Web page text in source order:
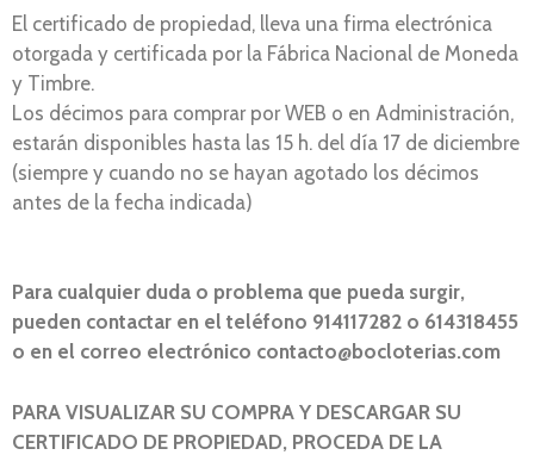
El certificado de propiedad, lleva una firma electrónica
otorgada y certificada por la Fábrica Nacional de Moneda
y Timbre.
Los décimos para comprar por WEB o en Administración,
estarán disponibles hasta las 15 h. del día 17 de diciembre
(siempre y cuando no se hayan agotado los décimos
antes de la fecha indicada)
Para cualquier duda o problema que pueda surgir,
pueden contactar en el teléfono 914117282 o 614318455
o en el correo electrónico contacto@bocloterias.com
PARA VISUALIZAR SU COMPRA Y DESCARGAR SU
CERTIFICADO DE PROPIEDAD, PROCEDA DE LA